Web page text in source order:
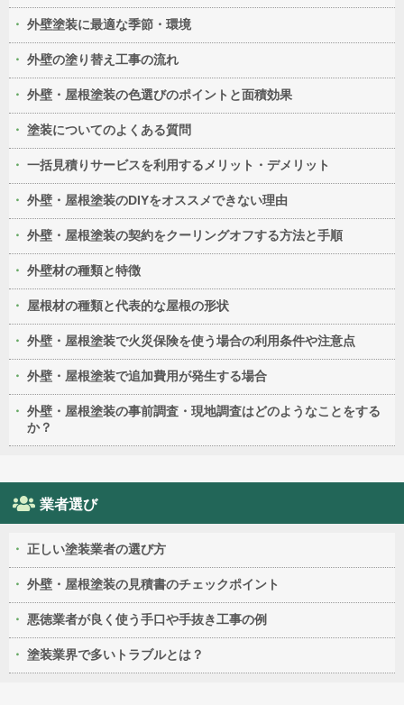
外壁塗装に最適な季節・環境
外壁の塗り替え工事の流れ
外壁・屋根塗装の色選びのポイントと面積効果
塗装についてのよくある質問
一括見積りサービスを利用するメリット・デメリット
外壁・屋根塗装のDIYをオススメできない理由
外壁・屋根塗装の契約をクーリングオフする方法と手順
外壁材の種類と特徴
屋根材の種類と代表的な屋根の形状
外壁・屋根塗装で火災保険を使う場合の利用条件や注意点
外壁・屋根塗装で追加費用が発生する場合
外壁・屋根塗装の事前調査・現地調査はどのようなことをする
か？
業者選び
正しい塗装業者の選び方
外壁・屋根塗装の見積書のチェックポイント
悪徳業者が良く使う手口や手抜き工事の例
塗装業界で多いトラブルとは？